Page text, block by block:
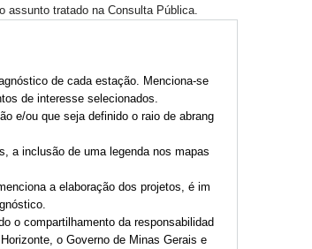
assunto tratado na Consulta Pública.
de cada estação. Menciona-se
de interesse selecionados.
e/ou que seja definido o raio de abrang
a inclusão de uma legenda nos mapas
a elaboração dos projetos, é im
o compartilhamento da responsabilidad
o Governo de Minas Gerais e